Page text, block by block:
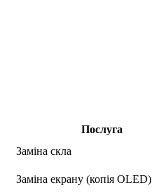
Послуга
Заміна скла
Заміна екрану (копія OLED)